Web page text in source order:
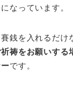
なっています。
銭を入れるだけ
祈祷をお願いする
です。